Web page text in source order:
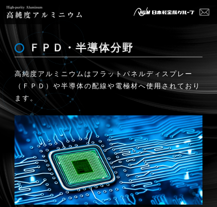
ＦＰＤ・半導体分野
高純度アルミニウムはフラットパネルディスプレー
（ＦＰＤ）や半導体の配線や電極材へ使用されており
ます。